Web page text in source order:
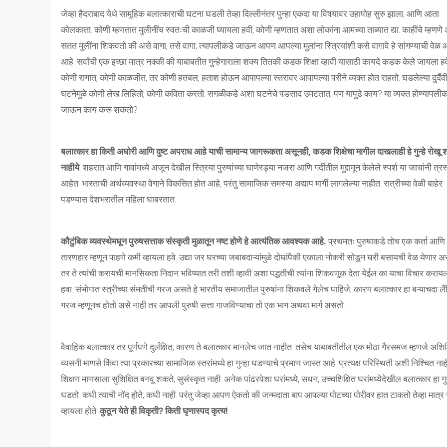
जेव्हा हैदराबाद येथे सामूहिक बलात्काराची घटना घडली तेव्हा दिल्लीनंतर पुन्हा एकदा या विषयावर उहापोह सुरु झाला; आणि आता
कोलकाता. कोणी म्हणतात मुलीनींच स्वतःची काळजी घ्यायला हवी, कोणी म्हणतात अशा लोकांना आमच्या ताब्यात द्या. काहींचे
सतत मुलींना शिकवतो की असे वागा, तसे वागा; त्यापलीकडे जाऊन आपण आपल्या मुलांना स्त्रियांशी कसे वागावे हे सांगण्याची वेळ
आहे. सर्वांची एक इच्छा मात्र नक्की की याबाबतीत गुन्हेगाराला शक्य तितकी कडक शिक्षा व्हावी यासाठी कायदे कडक केले जायला
कोणी रागात, कोणी काळजीत, तर कोणी हतबल, हताश होऊन आपापल्या स्तरावर आपापल्या परीने व्यक्त होत राहतो. घडलेल्या दुर्दैवी
घटनेमुळे कोणी लेख लिहितो, कोणी कविता करतो. सगळीकडे अशा घटनेचे पडसाद उमटतात; पण यापुढे काय? या व्यक्त
जाऊन काय करू शकतो?
बलात्कार हा किती अघोरी आणि दुष्ट अपराध आहे याची सामान्य जागरूकता असूनही, कडक शिक्षेचा मागील दाखलाही हे गुन्हे
नाहीये. शहरात आणि गावांमध्ये अजून देखील स्त्रिया पुरुषांच्या घाणेरड्या नजरा आणि गर्दीतील मुद्दामून केलेले स्पर्श या जाचांनी
आहेत. भारताची अर्थव्यवस्था वेगाने विकसित होत आहे, परंतु सामाजिक समस्या अद्याप मार्गी लागलेल्या नाहीत. रात्रीच्या वेळी बाहेर
पडण्यास देशभरातील महिला घाबरतात.
कौटुंबिक व्यवस्थेमधून पुरुषसत्ताक संस्कृती मुळातून नष्ट होणे हे आत्यंतिक आवश्यक आहे.प्रथमतः पुरुषाकडे तोच एक कर्ता आणि
तारणहार म्हणून पाहणे कमी व्हायला हवे. उद्या जर घरच्या जबाबदाऱ्यांमुळे दोघांपैकी एकाला नोकरी सोडून घरी बसायची वेळ येणार
तर ते त्यांची करायची मानसिकता निदान भविष्यात तरी तशी व्हावी अशा पद्धतीची त्यांना शिकवणूक देता येईल का याचा विचार
हवा. संभोगात स्त्रीच्या संमतीची गरज असते हे भारतीय समाजातील पुरुषांना शिकवले गेलेच पाहिजे; कारण बलात्कार हा बऱ्याचदा
गरज म्हणूनच होतो असे नाही तर आपली पुरुषी सत्ता गाजविण्याचा तो एक भाग अथवा मार्ग असतो.
वैवाहिक बलात्कार तर पूर्णपणे दुर्लक्षित, कारण ते बलात्कार मानलेच जात नाहीत. तसेच याबाबतीतील एक मोठा गैरसमज म्हणजे
व्यसनी माणसे किंवा त्या प्रकारच्या सामाजिक स्तरांमध्ये हा गुन्हा घडण्याचे प्रमाण जास्त आहे. प्रत्यक्ष परिस्थिती अशी निश्चित
शिक्षण माणसाला सुशिक्षित बनवू शकते, सुसंस्कृत नाही. अनेक पांढरपेशा घरांमध्ये, सधन, उच्चशिक्षित घरांमध्येदेखील बलात्कार हा
घडतो. कधी त्याची नोंद होते, कधी नाही. परंतु जेव्हा आपण ऐकतो की जन्मदाता बाप आपल्या पोटच्या पोरीवर हात टाकतो तेव्हा
व्हायला होते. कुठून येते ही विकृती? किती घृणास्पद कृत्य!